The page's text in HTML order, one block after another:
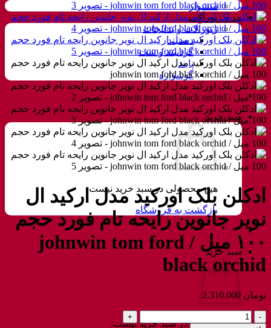
سشوار
مد و زیورآلات
زیورآلات و بدلیجات
دستبند
گردنبند و ست
پابند
گوشواره
سبد خرید
هیچ محصولی در سبد خرید نیست.
بازگشت به فروشگاه
سبد خرید
هیچ محصولی در سبد خرید نیست.
ادکلن بلک اورکید مدل ارکید ال
نویر جانوین رایحه تام فورد حجم
۱۰۰ میل / johnwin tom ford
black orchid
تومان
ادکلن